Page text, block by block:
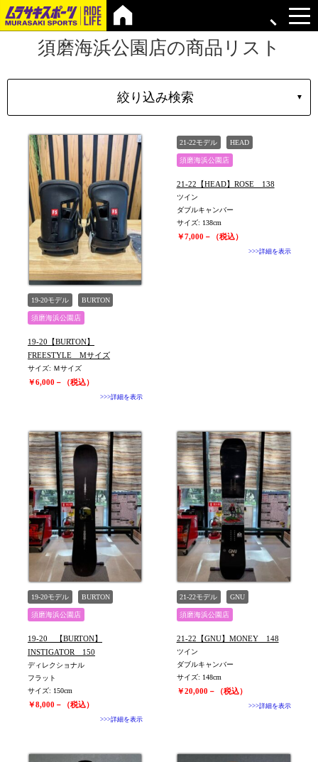
須磨海浜公園店の商品リスト
絞り込み検索 ▼
ブランド
在庫店舗
TYPE
19-20モデル BURTON
須磨海浜公園店
19-20【BURTON】
FREESTYLE Mサイズ
サイズ: Ｍサイズ
￥6,000－（税込）
>>>詳細を表示
21-22モデル HEAD
須磨海浜公園店
21-22【HEAD】ROSE 138
ツイン
ダブルキャンバー
サイズ: 138cm
￥7,000－（税込）
>>>詳細を表示
19-20モデル BURTON
須磨海浜公園店
19-20 【BURTON】
INSTIGATOR 150
ディレクショナル
フラット
サイズ: 150cm
￥8,000－（税込）
>>>詳細を表示
21-22モデル GNU
須磨海浜公園店
21-22【GNU】MONEY 148
ツイン
ダブルキャンバー
サイズ: 148cm
￥20,000－（税込）
>>>詳細を表示